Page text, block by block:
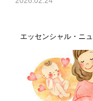
エッセンシャル・ニ